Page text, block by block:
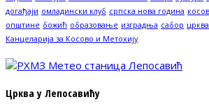
догађаји омладински клуб српска нова година
општине божић образовање изградња сабор црква
Канцеларија за Косово и Метохију
Црква у Лепосавићу